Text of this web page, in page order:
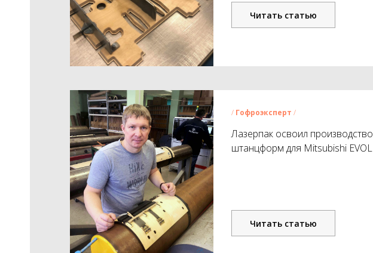
Читать статью
/ Гофроэксперт /
Лазерпак освоил производство
штанцформ для Mitsubishi EVOL
Читать статью